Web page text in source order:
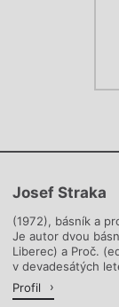
Josef Straka
(1972), básník a
Je autor dvou
Liberec) a Proč.
v devadesátých
Profil